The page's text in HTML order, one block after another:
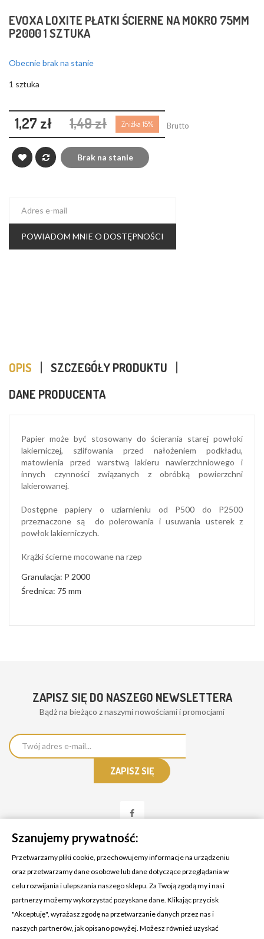
EVOXA LOXITE PŁATKI ŚCIERNE NA MOKRO 75MM
P2000 1 SZTUKA
Obecnie brak na stanie
1 sztuka
1,27 zł 1,49 zł Zniżka 15% Brutto
Brak na stanie
POWIADOM MNIE O DOSTĘPNOŚCI
OPIS
SZCZEGÓŁY PRODUKTU
DANE PRODUCENTA
Papier może być stosowany do ścierania starej powłoki
lakierniczej, szlifowania przed nałożeniem podkładu,
matowienia przed warstwą lakieru nawierzchniowego i
innych czynności związanych z obróbką powierzchni
lakierowanej.
Dostępne papiery o uziarnieniu od P500 do P2500
przeznaczone są do polerowania i usuwania usterek z
powłok lakierniczych.
Krążki ścierne mocowane na rzep
Granulacja: P 2000
Średnica: 75 mm
ZAPISZ SIĘ DO NASZEGO NEWSLETTERA
Bądż na bieżąco z naszymi nowościami i promocjami
KONTAKT Z NAMI
Adres:
Cosmetic4car
Budzisz 73A
Szanujemy prywatność:
Przetwarzamy pliki cookie, przechowujemy informacje na urządzeniu
oraz przetwarzamy dane osobowe lub dane dotyczące przeglądania w
celu rozwijania i ulepszania naszego sklepu. Za Twoją zgodą my i nasi
partnerzy możemy wykorzystać pozyskane dane. Klikając przycisk
"Akceptuję", wyrażasz zgodę na przetwarzanie danych przez nas i
naszych partnerów, jak opisano powyżej. Możesz również uzyskać